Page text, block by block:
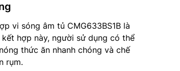
vi sóng âm tủ CMG633BS1B là
hợp này, người sử dụng có thể
thức ăn nhanh chóng và chế
rụm.